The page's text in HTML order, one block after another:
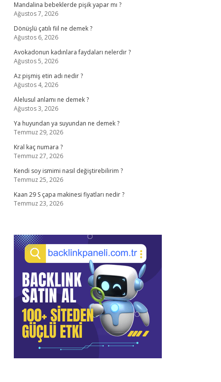
Mandalina bebeklerde pişik yapar mı ?
Ağustos 7, 2026
Dönüşlü çatılı fiil ne demek ?
Ağustos 6, 2026
Avokadonun kadınlara faydaları nelerdir ?
Ağustos 5, 2026
Az pişmiş etin adı nedir ?
Ağustos 4, 2026
Alelusul anlamı ne demek ?
Ağustos 3, 2026
Ya huyundan ya suyundan ne demek ?
Temmuz 29, 2026
Kral kaç numara ?
Temmuz 27, 2026
Kendi soy ismimi nasıl değiştirebilirim ?
Temmuz 25, 2026
Kaan 29 S çapa makinesi fiyatları nedir ?
Temmuz 23, 2026